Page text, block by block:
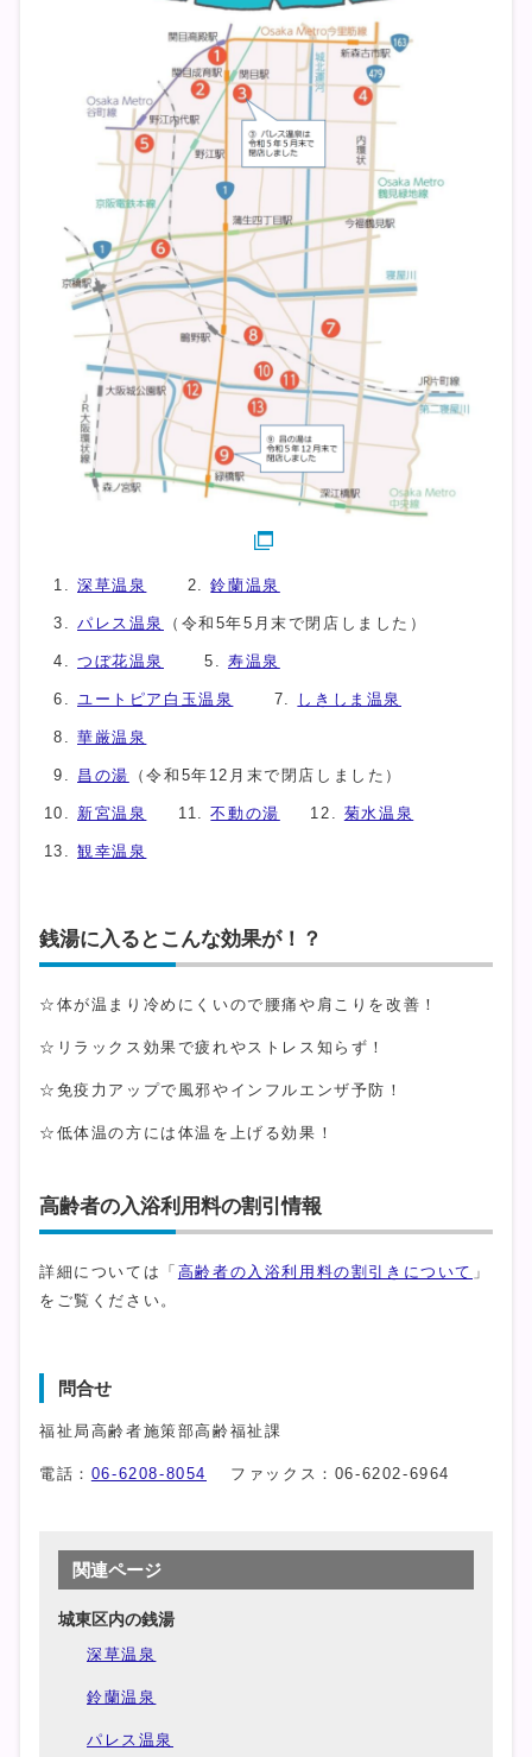
深草温泉 鈴蘭温泉
パレス温泉 （令和5年5月末で閉店しました）
つぼ花温泉 寿温泉
ユートピア白玉温泉 しきしま温泉
華厳温泉
昌の湯 （令和5年12月末で閉店しました）
新宮温泉 不動の湯 菊水温泉
観幸温泉
銭湯に入るとこんな効果が！？
☆体が温まり冷めにくいので腰痛や肩こりを改善！
☆リラックス効果で疲れやストレス知らず！
☆免疫力アップで風邪やインフルエンザ予防！
☆低体温の方には体温を上げる効果！
高齢者の入浴利用料の割引情報
詳細については「 高齢者の入浴利用料の割引きについて 」
をご覧ください。
問合せ
福祉局高齢者施策部高齢福祉課
電話： 06-6208-8054 ファックス：06-6202-6964
関連ページ
城東区内の銭湯
深草温泉
鈴蘭温泉
パレス温泉